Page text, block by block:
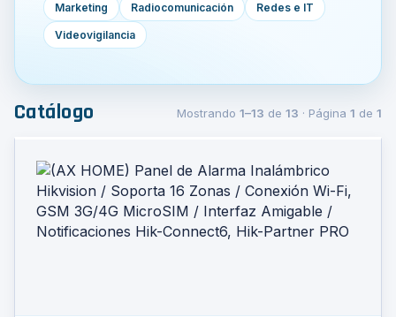
Marketing Radiocomunicación Redes e IT
Videovigilancia
Catálogo Mostrando 1–13 de 13 · Página 1 de 1